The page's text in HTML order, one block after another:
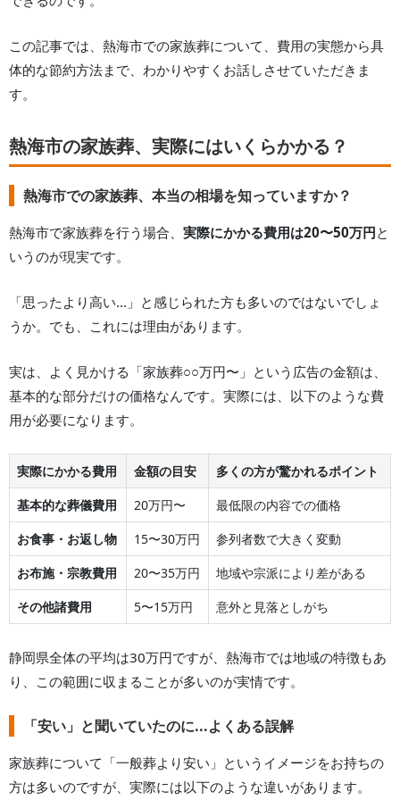
この記事では、 熱海市での家族葬について、費用の実態から具
体的な節約方法まで、わかりやすくお話しさせていただきま
す。
熱海市の家族葬、実際にはいくらかかる？
熱海市での家族葬、本当の相場を知っていますか？
熱海市で家族葬を行う場合、 実際にかかる費用は20〜50万円と
いうのが現実です。
「思ったより高い...」と感じられた方も多いのではないでしょ
うか。でも、これには理由があります。
実は、よく見かける「家族葬○○万円〜」という広告の金額は、
基本的な部分だけの価格なんです。実際には、以下のような費
用が必要になります。
実際にかかる費用 金額の目安
多くの方が驚かれるポイント
基本的な葬儀費用
20万円〜
最低限の内容での価格
お食事・お返し物
15〜30万円
参列者数で大きく変動
お布施・宗教費用
20〜35万円
地域や宗派により差がある
その他諸費用
5〜15万円 意外と見落としがち
静岡県全体の平均は30万円ですが、 熱海市では地域の特徴もあ
り、この範囲に収まることが多いのが実情です。
「安い」と聞いていたのに...よくある誤解
家族葬について「一般葬より安い」というイメージをお持ちの
方は多いのですが、実際には以下のような違いがあります。